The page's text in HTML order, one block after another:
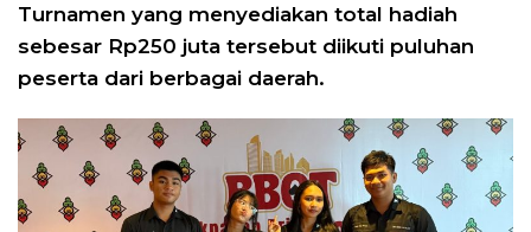
Turnamen yang menyediakan total hadiah
sebesar Rp250 juta tersebut diikuti puluhan
peserta dari berbagai daerah.